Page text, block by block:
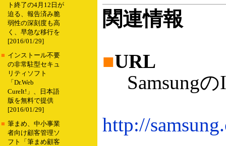
ト終了の4月12日が
迫る、報告済み脆
弱性の深刻度も高
く、早急な移行を
[2016/01/29]
■ インストール不要
の非常駐型セキュ
リティソフト
「Dr.Web
CureIt!」、日本語
版を無料で提供
[2016/01/29]
■ 筆まめ、中小事業
者向け顧客管理ソ
フト「筆まめ顧客
関連情報
■URL
Samsungの
http://